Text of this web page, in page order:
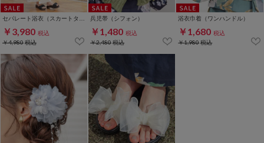
セパレート浴衣（スカートタイプ）
￥3,980 税込
￥4,980税込
兵児帯（シフォン）
￥1,480 税込
￥2,480税込
浴衣巾着（ワンハンドル）
￥1,680 税込
￥1,980税込